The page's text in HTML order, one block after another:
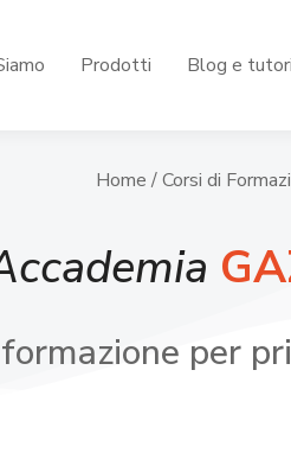
Prodotti Blog e
Home / Corsi di
per